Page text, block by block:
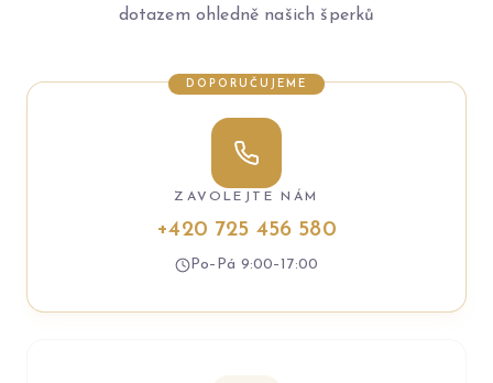
dotazem ohledně našich šperků
DOPORUČUJEME
ZAVOLEJTE NÁM
+420 725 456 580
Po–Pá 9:00–17:00